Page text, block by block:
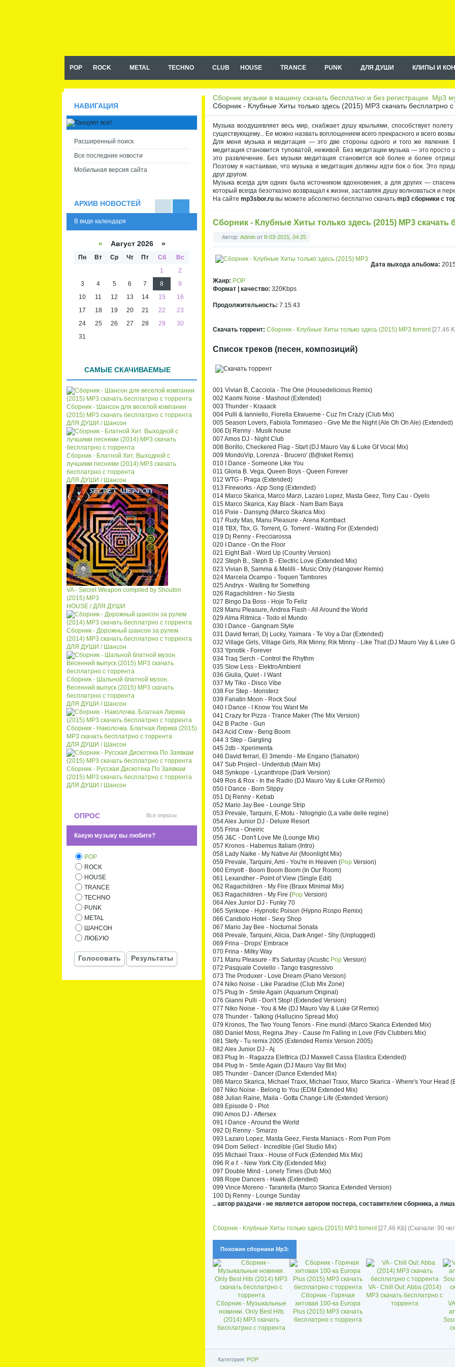
Музыка в машину, сборники
музыки в машину mp3
POP ROCK METAL TECHNO CLUB HOUSE TRANCE PUNK ДЛЯ ДУШИ КЛИПЫ И
Сборник музыки в машину скачать бесплатно и без регистрации. Mp3
Сборник - Клубные Хиты только здесь (2015) MP3 скачать бесплатрно с
Музыка воодушевляет весь мир, снабжает душу крыльями, способствует
существующему... Ее можно назвать воплощением всего прекрасного и всего
Для меня музыка и медитация — это две стороны одного и того же явления.
медитация становится туповатой, неживой. Без медитации музыка — это
это развлечение. Без музыки медитация становится всё более и более
Поэтому я настаиваю, что музыка и медитация должны идти бок о бок. Это
друг другом.
Музыка всегда для одних была источником вдохновения, а для других —
который всегда безотказно возвращал к жизни, заставляя душу волноваться и
На сайте mp3sbor.ru вы можете абсолютно бесплатно скачать mp3 сборники с
на правах рекламы
Сборник - Клубные Хиты только здесь (2015) MP3 скачать
Автор: Admin от 8-03-2015, 04:25
Дата выхода альбома:
Жанр: POP
Формат | качество: 320Kbps
Продолжительность: 7:15:43
Скачать торрент: Сборник - Клубные Хиты только здесь (2015) MP3.torrent[27,46
Список треков (песен, композиций)
001 Vivian B, Cacciola - The One (Housedelicious Remix)
002 Kaomi Noise - Mashout (Extended)
003 Thunder - Kraaack
004 Pulli & Ianniello, Fiorella Ekwueme - Cuz I'm Crazy (Club Mix)
005 Season Lovers, Fabiola Tommaseo - Give Me the Night (Ale Oh Oh Ale) (Extended)
006 Dj Renny - Musik house
007 Amos DJ - Night Club
008 Borillo, Checkered Flag - Start (DJ Mauro Vay & Luke Gf Vocal Mix)
009 MondoVip, Lorenza - Brucero' (B@sket Remix)
010 I Dance - Someone Like You
011 Gloria B. Vega, Queen Boys - Queen Forever
012 WTG - Praga (Extended)
013 Fireworks - App Song (Extended)
014 Marco Skarica, Marco Marzi, Lazaro Lopez, Masta Geez, Tony Cau - Oyelo
015 Marco Skarica, Kay Black - Nam Bam Baya
016 Pixie - Dansyng (Marco Skarica Mix)
017 Rudy Mas, Manu Pleasure - Arena Kombact
018 TBX, Tbx, G. Torrent, G. Torrent - Waiting For (Extended)
019 Dj Renny - Frecciarossa
020 I Dance - On the Floor
021 Eight Ball - Word Up (Country Version)
022 Steph B., Steph B - Electric Love (Extended Mix)
023 Vivian B, Samma & Melilli - Music Only (Hangover Remix)
024 Marcela Ocampo - Toquen Tambores
025 Andryx - Waiting for Something
026 Ragachildren - No Siesta
027 Bingo Da Boss - Hoje To Feliz
028 Manu Pleasure, Andrea Flash - All Around the World
029 Alma Ritmica - Todo el Mundo
030 I Dance - Gangnam Style
031 David ferrari, Dj Lucky, Yaimara - Te Voy a Dar (Extended)
032 Village Girls, Village Girls, Rik Minny, Rik Minny - Like That (DJ Mauro Vay & Luke
033 Ypnotik - Forever
034 Traq Serch - Control the Rhythm
035 Slow Less - ElektroAmbient
036 Giulia, Quiet - I Want
037 My Tiko - Disco Vibe
038 For Step - Monsterz
039 Fanatin Moon - Rock Soul
040 I Dance - I Know You Want Me
041 Crazy for Pizza - Trance Maker (The Mix Version)
042 B Pache - Gun
043 Acid Crew - Beng Boom
044 3 Step - Gargling
045 2db - Xperimenta
046 David ferrari, El 3mendo - Me Engano (Salsaton)
047 Sub Project - Underdub (Main Mix)
048 Synkope - Lycanthrope (Dark Version)
049 Ros & Rox - In the Radio (DJ Mauro Vay & Luke Gf Remix)
050 I Dance - Born Slippy
051 Dj Renny - Kebab
052 Mario Jay Bee - Lounge Strip
053 Prevale, Tarquini, E-Motu - Nilogrigio (La valle delle regine)
054 Alex Junior DJ - Deluxe Resort
055 Frina - Oneiric
056 J&C - Don't Love Me (Lounge Mix)
057 Kronos - Habemus Italiam (Intro)
058 Lady Naike - My Native Air (Moonlight Mix)
059 Prevale, Tarquini, Ami - You're in Heaven (Pop Version)
060 Emyott - Boom Boom Boom (In Our Room)
061 Lexandher - Point of View (Single Edit)
062 Ragachildren - My Fire (Braxx Minimal Mix)
063 Ragachildren - My Fire (Pop Version)
064 Alex Junior DJ - Funky 70
065 Synkope - Hypnotic Poison (Hypno Rospo Remix)
066 Candiolo Hotel - Sexy Shop
067 Mario Jay Bee - Nocturnal Sonata
068 Prevale, Tarquini, Alicia, Dark Angel - Shy (Unplugged)
069 Frina - Drops' Embrace
070 Frina - Milky Way
071 Manu Pleasure - It's Saturday (Acustic Pop Version)
072 Pasquale Coviello - Tango trasgressivo
073 The Produxer - Love Dream (Piano Version)
074 Niko Noise - Like Paradise (Club Mix Zone)
075 Plug In - Smile Again (Aquarium Original)
076 Gianni Pulli - Don't Stop! (Extended Version)
077 Niko Noise - You & Me (DJ Mauro Vay & Luke Gf Remix)
078 Thunder - Talking (Hallucino Spread Mix)
079 Kronos, The Two Young Tenors - Fine mundi (Marco Skarica Extended Mix)
080 Daniel Moss, Regina Jhey - Cause I'm Falling in Love (Fdv Clubbers Mix)
081 Stefy - Tu remix 2005 (Extended Remix Version 2005)
082 Alex Junior DJ - Aj
083 Plug In - Ragazza Elettrica (DJ Maxwell Cassa Elastica Extended)
084 Plug In - Smile Again (DJ Mauro Vay Bit Mix)
085 Thunder - Dancer (Dance Extended Mix)
086 Marco Skarica, Michael Traxx, Michael Traxx, Marco Skarica - Where's Your Head
087 Niko Noise - Belong to You (EDM Extended Mix)
088 Julian Raine, Maila - Gotta Change Life (Extended Version)
089 Episode 0 - Plot
090 Amos DJ - Aftersex
091 I Dance - Around the World
092 Dj Renny - Smarzo
093 Lazaro Lopez, Masta Geez, Fiesta Maniacs - Rom Pom Pom
094 Dom Sellect - Incredible (Gel Studio Mix)
095 Michael Traxx - House of Fuck (Extended Mix Mix)
096 R.e.f. - New York City (Extended Mix)
097 Double Mind - Lonely Times (Dub Mix)
098 Rope Dancers - Hawk (Extended)
099 Vince Moreno - Tarantella (Marco Skarica Extended Version)
100 Dj Renny - Lounge Sunday
.. автор раздачи - не является автором постера, составителем сборника, а
Сборник - Клубные Хиты только здесь (2015) MP3.torrent[27,46 Kb] (Скачали: 90
Похожие сборники Mp3:
Сборник - Музыкальные
новинки. Only Best Hits
(2014) MP3 скачать
бесплатрно с торрента
Сборник - Горячая
хитовая 100-ка Europa
Plus (2015) MP3 скачать
бесплатрно с торрента
VA - Chill Out: Abba (2014)
MP3 скачать бесплатрно с
торрента
Категория: POP
НАВИГАЦИЯ
Расширенный поиск
Все последние новости
Мобильная версия сайта
АРХИВ НОВОСТЕЙ
кален
списк
В виде календаря
« Август 2026 »
Пн Вт Ср Чт Пт Сб
Вс
1
2
3
4 5 6 7 8
9
10
11 12 13 14 15
16
17
18 19 20 21 22
23
24
25 26 27 28 29
30
31
САМЫЕ СКАЧИВАЕМЫЕ
Сборник - Шансон для веселой компании
(2015) MP3 скачать бесплатрно с торрента
ДЛЯ ДУШИ / Шансон
Сборник - Блатной Хит. Выходной с
лучшими песнями (2014) MP3 скачать
бесплатрно с торрента
ДЛЯ ДУШИ / Шансон
VA - Secret Weapon compiled by Shouton
(2015) MP3
HOUSE / ДЛЯ ДУШИ
Сборник - Дорожный шансон за рулем
(2014) MP3 скачать бесплатрно с торрента
ДЛЯ ДУШИ / Шансон
Сборник - Шальной блатной музон.
Весенний выпуск (2015) MP3 скачать
бесплатрно с торрента
ДЛЯ ДУШИ / Шансон
Сборник - Наколочка. Блатная Лирика (2015)
MP3 скачать бесплатрно с торрента
ДЛЯ ДУШИ / Шансон
Сборник - Русская Дискотека По Заявкам
(2015) MP3 скачать бесплатрно с торрента
ДЛЯ ДУШИ / Шансон
ОПРОС Все опросы
Какую музыку вы любите?
POP
ROCK
HOUSE
TRANCE
TECHNO
PUNK
METAL
ШАНСОН
ЛЮБУЮ
Голосовать Результаты